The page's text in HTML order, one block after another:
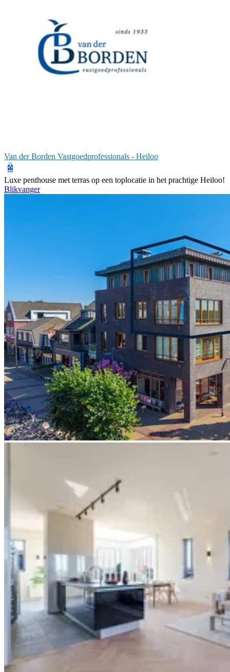
Van der Borden Vastgoedprofessionals - Heiloo
Luxe penthouse met terras op een toplocatie in het prachtige Heiloo!
Blikvanger